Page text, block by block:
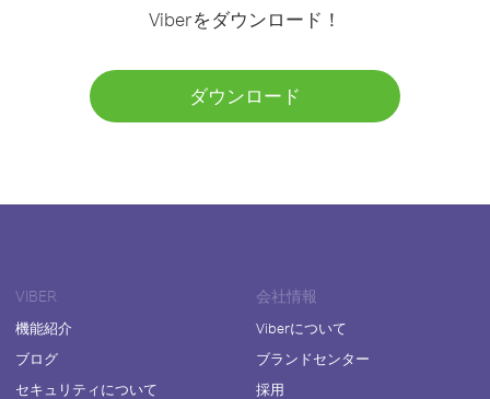
Viberをダウンロード！
ダウンロード
VIBER
機能紹介
ブログ
セキュリティについて
会社情報
Viberについて
ブランドセンター
採用